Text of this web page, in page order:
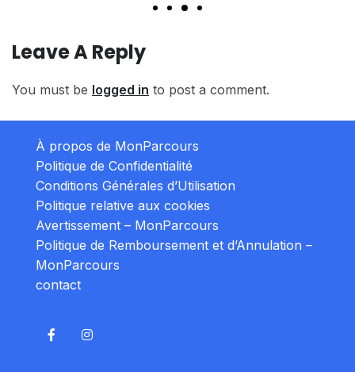
Leave A Reply
You must be logged in to post a comment.
À propos de MonParcours
Politique de Confidentialité
Conditions Générales d’Utilisation
Politique relative aux cookies
Avertissement – MonParcours
Politique de Remboursement et d’Annulation –
MonParcours
contact